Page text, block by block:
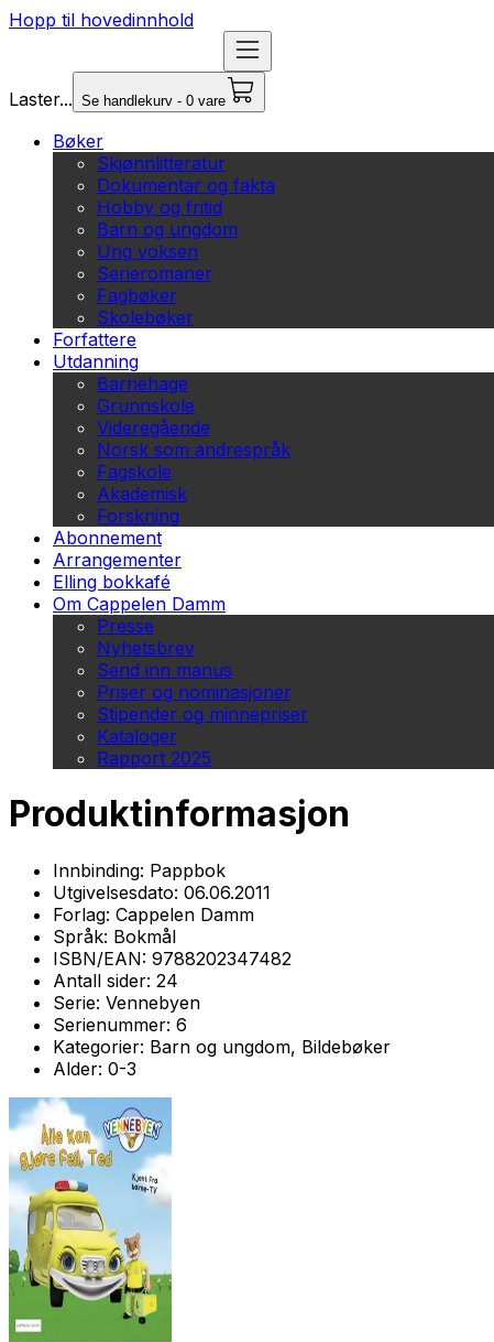
Hopp til hovedinnhold
Laster... Se handlekurv - 0 vare
Bøker
Skjønnlitteratur
Dokumentar og fakta
Hobby og fritid
Barn og ungdom
Ung voksen
Serieromaner
Fagbøker
Skolebøker
Forfattere
Utdanning
Barnehage
Grunnskole
Videregående
Norsk som andrespråk
Fagskole
Akademisk
Forskning
Abonnement
Arrangementer
Elling bokkafé
Om Cappelen Damm
Presse
Nyhetsbrev
Send inn manus
Priser og nominasjoner
Stipender og minnepriser
Kataloger
Rapport 2025
Produktinformasjon
Innbinding: Pappbok
Utgivelsesdato: 06.06.2011
Forlag: Cappelen Damm
Språk: Bokmål
ISBN/EAN: 9788202347482
Antall sider: 24
Serie: Vennebyen
Serienummer: 6
Kategorier: Barn og ungdom, Bildebøker
Alder: 0-3